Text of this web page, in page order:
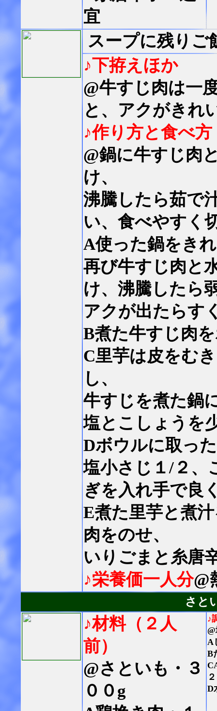
宜
スープに残りご
♪下拵えほか
@牛すじ肉は一
と、アクがきれ
♪作り方と食べ方
@鍋に牛すじ肉
け、
沸騰したら茹で
い、食べやすく
A使った鍋をき
再び牛すじ肉と
け、沸騰したら
アクが出たらす
B煮た牛すじ肉
C里芋は皮をむ
し、
牛すじを煮た鍋
塩とこしょうを
Dボウルに取っ
塩小さじ１/２、
ぎを入れ手で良
E煮た里芋と煮
肉をのせ、
いりごまと糸唐
♪栄養価一人分@
さと
♪材料（２人
前）
@さといも・３
００g
♪
A
B
２
D